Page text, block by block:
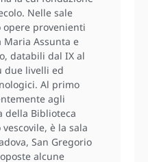
Nelle sale
opere provenienti
Assunta e
databili dal IX al
due livelli ed
Al primo
agli
della Biblioteca
è la sala
San Gregorio
alcune